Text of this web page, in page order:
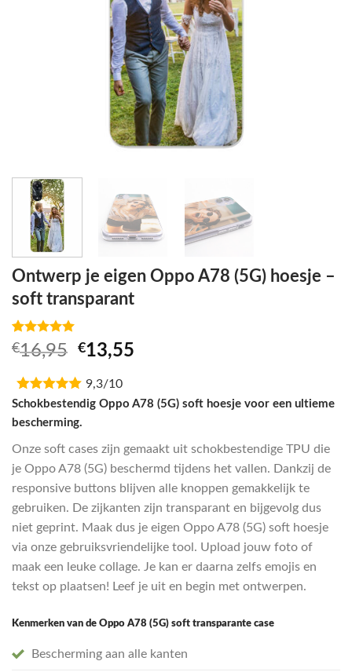
Ontwerp je eigen Oppo A78 (5G) hoesje –
soft transparant
Waardering
5.00op 5
op
1
€16,95 Oorspronkelijke
was:
€16,95.
€13,55
€13,55.
9,3/10
Schokbestendig Oppo A78 (5G) soft hoesje voor een ultieme
bescherming.
Onze soft cases zijn gemaakt uit schokbestendige TPU die
je Oppo A78 (5G) beschermd tijdens het vallen. Dankzij de
responsive buttons blijven alle knoppen gemakkelijk te
gebruiken. De zijkanten zijn transparant en bijgevolg dus
niet geprint. Maak dus je eigen Oppo A78 (5G) soft hoesje
via onze gebruiksvriendelijke tool. Upload jouw foto of
maak een leuke collage. Je kan er daarna zelfs emojis en
tekst op plaatsen! Leef je uit en begin met ontwerpen.
Kenmerken van de Oppo A78 (5G) soft transparante case
Bescherming aan alle kanten